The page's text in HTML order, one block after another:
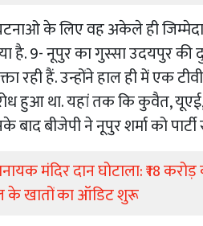
के लिए वह अकेले ही
9- नूपुर का गुस्सा उदयपुर की
रही हैं. उन्होंने हाल ही में एक
हुआ था. यहां तक कि कुवैत,
बीजेपी ने नूपुर शर्मा को
मंदिर दान घोटाला: ₹18
के खातों का ऑडिट शुरू